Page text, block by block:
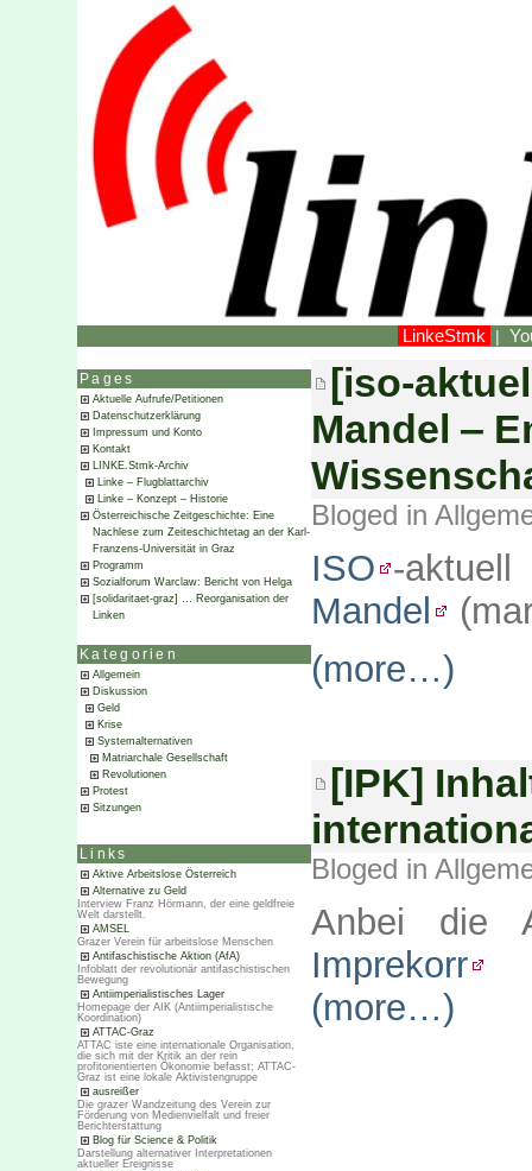
LinkeStmk |
Pages
Aktuelle Aufrufe/Petitionen
Datenschutzerklärung
Impressum und Konto
Kontakt
LINKE.Stmk-Archiv
Linke – Flugblattarchiv
Linke – Konzept – Historie
Österreichische Zeitgeschichte: Eine
Nachlese zum Zeiteschichtetag an der Karl-
Franzens-Universität in Graz
Programm
Sozialforum Warclaw: Bericht von Helga
[solidaritaet-graz] … Reorganisation der
Linken
Kategorien
Allgemein
Diskussion
Geld
Krise
Systemalternativen
Matriarchale Gesellschaft
Revolutionen
Protest
Sitzungen
Links
Aktive Arbeitslose Österreich
Alternative zu Geld
Interview Franz Hörmann, der eine geldfreie
Welt darstellt.
AMSEL
Grazer Verein für arbeitslose Menschen
Antifaschistische Aktion (AfA)
Infoblatt der revolutionär antifaschistischen
Bewegung
Antiimperialistisches Lager
Homepage der AIK (Antiimperialistische
Koordination)
ATTAC-Graz
ATTAC iste eine internationale Organisation,
die sich mit der Kritik an der rein
profitorientierten Ökonomie befasst; ATTAC-
Graz ist eine lokale Aktivistengruppe
ausreißer
Die grazer Wandzeitung des Verein zur
Förderung von Medienvielfalt und freier
Berichterstattung
Blog für Science & Politik
Darstellung alternativer Interpretationen
aktueller Ereignisse
[iso-
Mandel ‒
Bloged in
ISO -
Mandel
(more…)
[IPK]
Bloged in
Anbei die
Imprekorr
(more…)